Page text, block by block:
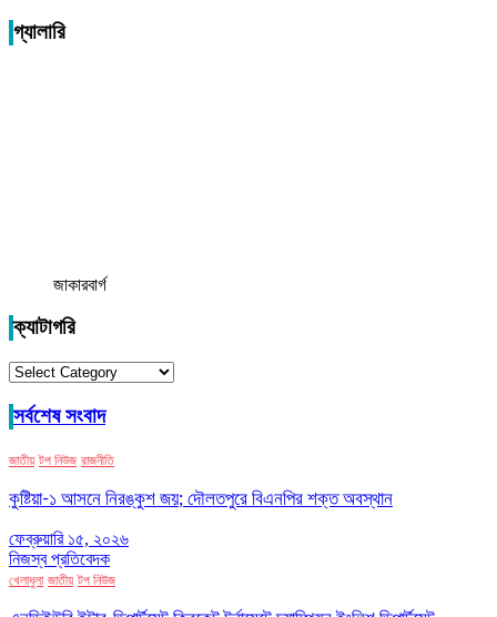
গ্যালারি
জাকারবার্গ
ক্যাটাগরি
ক্যাটাগরি
সর্বশেষ সংবাদ
জাতীয় টপ নিউজ রাজনীতি
কুষ্টিয়া-১ আসনে নিরঙ্কুশ জয়; দৌলতপুরে বিএনপির শক্ত অবস্থান
ফেব্রুয়ারি ১৫, ২০২৬
নিজস্ব প্রতিবেদক
খেলাধুলা জাতীয় টপ নিউজ